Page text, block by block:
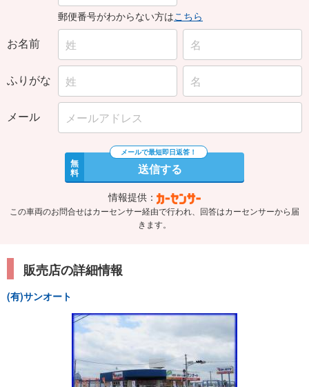
郵便番号がわからない方はこちら
お名前
ふりがな
メール
無
料 送信する
情報提供：
この車両のお問合せはカーセンサー経由で行われ、回答はカーセンサーから届
きます。
販売店の詳細情報
(有)サンオート